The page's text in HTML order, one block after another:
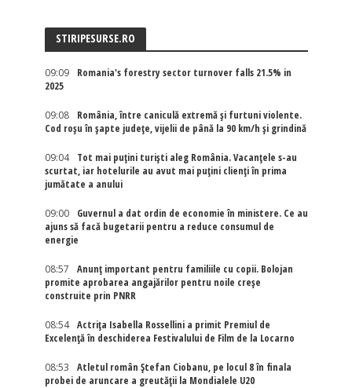
STIRIPESURSE.RO
09:09
Romania's forestry sector turnover falls 21.5% in
2025
09:08
România, între caniculă extremă și furtuni violente.
Cod roșu în șapte județe, vijelii de până la 90 km/h și grindină
09:04
Tot mai puțini turiști aleg România. Vacanțele s-au
scurtat, iar hotelurile au avut mai puțini clienți în prima
jumătate a anului
09:00
Guvernul a dat ordin de economie în ministere. Ce au
ajuns să facă bugetarii pentru a reduce consumul de
energie
08:57
Anunț important pentru familiile cu copii. Bolojan
promite aprobarea angajărilor pentru noile creșe
construite prin PNRR
08:54
Actriţa Isabella Rossellini a primit Premiul de
Excelenţă în deschiderea Festivalului de Film de la Locarno
08:53
Atletul român Ștefan Ciobanu, pe locul 8 în finala
probei de aruncare a greutății la Mondialele U20